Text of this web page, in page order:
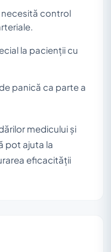
necesită control
la pacienții cu
panică ca parte a
medicului și
pot ajuta la
eficacității